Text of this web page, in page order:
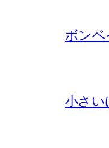
ボンベ
小さい